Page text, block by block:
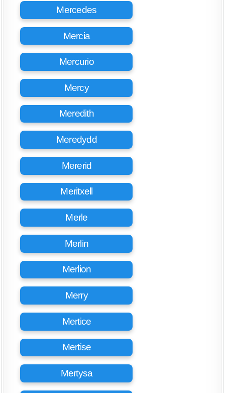
Mercedes
Mercia
Mercurio
Mercy
Meredith
Meredydd
Mererid
Meritxell
Merle
Merlin
Merlion
Merry
Mertice
Mertise
Mertysa